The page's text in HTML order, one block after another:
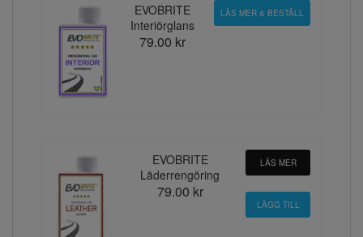
EVOBRITE
Interiörglans
79.00 kr
LÄS MER & BESTÄLL
EVOBRITE
Läderrengöring
79.00 kr
LÄS MER